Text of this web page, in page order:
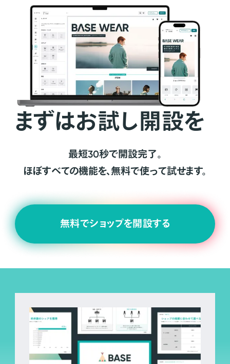
まずはお試し開設を
最短30秒で開設完了。
ほぼすべての機能を、無料で使って試せます。
無料でショップを開設する